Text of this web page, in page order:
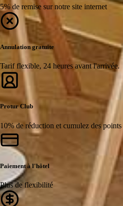
5% de remise sur notre site internet
Annulation gratuite
Tarif flexible, 24 heures avant l'arrivée.
Protur Club
10% de réduction et cumulez des points
Paiement à l'hôtel
Plus de flexibilité